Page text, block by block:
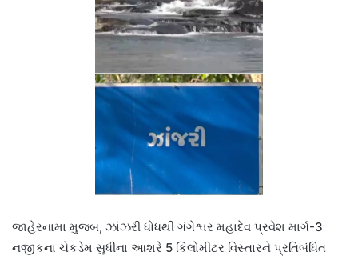
જાહેરનામા મુજબ, ઝાંઝરી ધોધથી ગંગેશ્વર મહાદેવ પ્રવેશ માર્ગ-3
નજીકના ચેકડેમ સુધીના આશરે 5 કિલોમીટર વિસ્તારને પ્રતિબંધિત